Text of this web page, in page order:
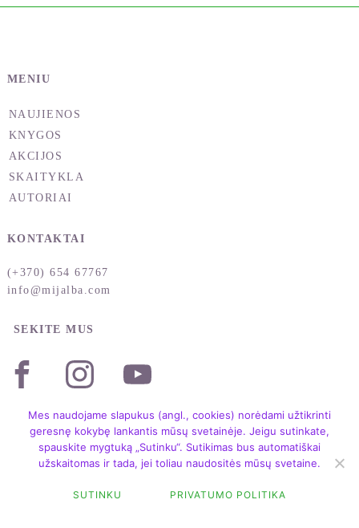
MENIU
NAUJIENOS
KNYGOS
AKCIJOS
SKAITYKLA
AUTORIAI
KONTAKTAI
(+370) 654 67767
info@mijalba.com
SEKITE MUS
LEIDYKLA MIJALBA / TAISYKLĖS IR SĄLYGOS
Mes naudojame slapukus (angl., cookies) norėdami užtikrinti
geresnę kokybę lankantis mūsų svetainėje. Jeigu sutinkate,
spauskite mygtuką „Sutinku“. Sutikimas bus automatiškai
užskaitomas ir tada, jei toliau naudositės mūsų svetaine.
SUTINKU PRIVATUMO POLITIKA